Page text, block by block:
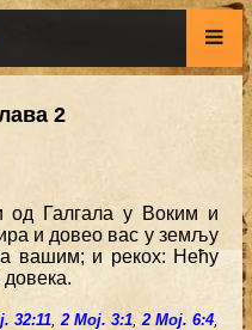
2
Галгала у Воким и
и довео вас у земљу
вашим; и рекох: Нећу
довека.
32:11,2 Мој. 3:1,2 Мој. 6:4,